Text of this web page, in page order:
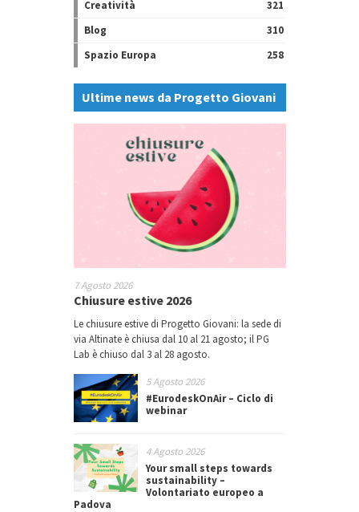
Creatività
321
Blog
310
Spazio Europa
258
Ultime news da Progetto Giovani
7 Agosto 2026
Chiusure estive 2026
Le chiusure estive di Progetto Giovani: la sede di
via Altinate è chiusa dal 10 al 21 agosto; il PG
Lab è chiuso dal 3 al 28 agosto.
5 Agosto 2026
#EurodeskOnAir – Ciclo di
webinar
4 Agosto 2026
Your small steps towards
sustainability –
Volontariato europeo a
Padova